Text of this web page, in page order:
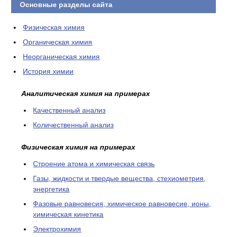
Основные разделы сайта
Физическая химия
Органическая химия
Неорганическая химия
История химии
Аналитическая химия на примерах
Качественный анализ
Количественный анализ
Физическая химия на примерах
Cтроение атома и химическая связь
Газы, жидкости и твердые вещества, стехиометрия,
энергетика
Фазовые равновесия, химическое равновесие, ионы,
химическая кинетика
Электрохимия